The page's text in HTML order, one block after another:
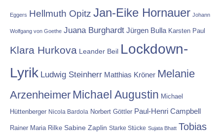
Eggers Hellmuth Opitz Jan-Eike Hornauer Johann
Wolfgang von Goethe Juana Burghardt Jürgen Bulla Karsten Paul
Klara Hurkova Leander Beil Lockdown-
Lyrik Ludwig Steinherr Matthias Kröner Melanie
Arzenheimer Michael Augustin Michael
Hüttenberger Nicola Bardola Norbert Göttler Paul-Henri Campbell
Rainer Maria Rilke Sabine Zaplin Starke Stücke Sujata Bhatt Tobias